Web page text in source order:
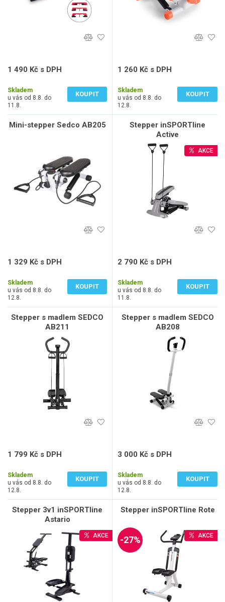
1 490 Kč s DPH
Skladem
u vás od 8.8. do
11.8.
KOUPIT
1 260 Kč s DPH
Skladem
u vás od 8.8. do
12.8.
KOUPIT
Mini-stepper Sedco AB205
1 329 Kč s DPH
Skladem
u vás od 8.8. do
12.8.
KOUPIT
Stepper inSPORTline
Active
AKCE
2 790 Kč s DPH
Skladem
u vás od 8.8. do
11.8.
KOUPIT
Stepper s madlem SEDCO
AB211
1 799 Kč s DPH
Skladem
u vás od 8.8. do
12.8.
KOUPIT
Stepper s madlem SEDCO
AB208
3 000 Kč s DPH
Skladem
u vás od 8.8. do
12.8.
KOUPIT
Stepper 3v1 inSPORTline
Astario
AKCE
Stepper inSPORTline Rote
AKCE
-27%